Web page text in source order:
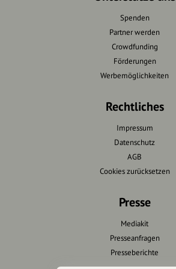
Spenden
Partner werden
Crowdfunding
Förderungen
Werbemöglichkeiten
Rechtliches
Impressum
Datenschutz
AGB
Cookies zurücksetzen
Presse
Mediakit
Presseanfragen
Presseberichte